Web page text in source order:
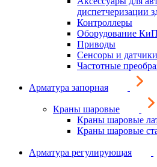
диспетчеризации
Контроллеры
Оборудование
Приводы
Сенсоры и датчики
Частотные
Арматура запорная
Краны шаровые
Краны шаровые
Краны шаровые
Арматура регулирующая